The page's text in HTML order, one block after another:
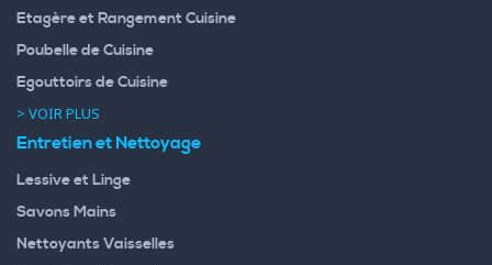
Etagère et Rangement Cuisine
Poubelle de Cuisine
Egouttoirs de Cuisine
> VOIR PLUS
Entretien et Nettoyage
Lessive et Linge
Savons Mains
Nettoyants Vaisselles